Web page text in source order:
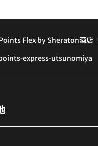
Flex by Sheraton酒店
express-utsunomiya